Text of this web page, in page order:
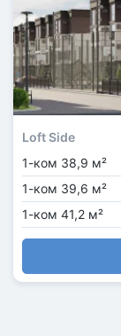
Loft Side
1-ком 38,9 м²
1-ком 39,6 м²
1-ком 41,2 м²